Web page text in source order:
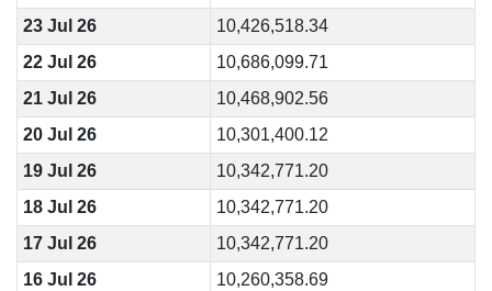
23 Jul 26
10,426,518.34
22 Jul 26
10,686,099.71
21 Jul 26
10,468,902.56
20 Jul 26
10,301,400.12
19 Jul 26
10,342,771.20
18 Jul 26
10,342,771.20
17 Jul 26
10,342,771.20
16 Jul 26
10,260,358.69